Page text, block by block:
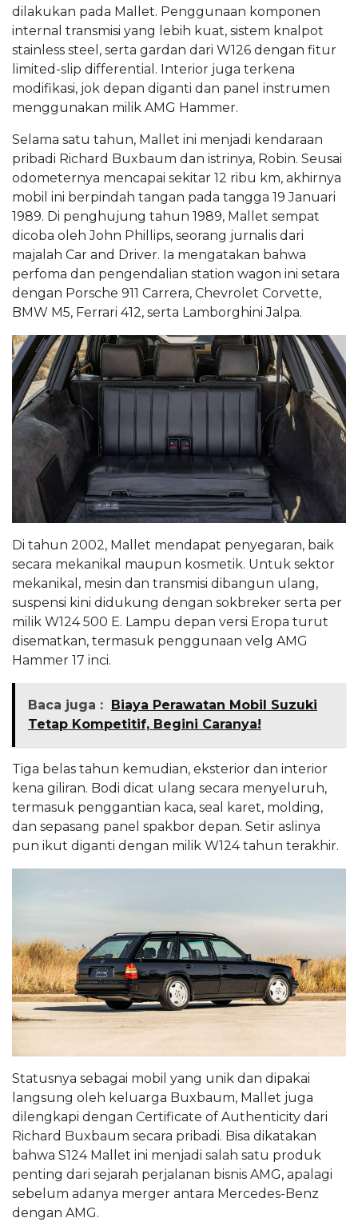
dilakukan pada Mallet. Penggunaan komponen
internal transmisi yang lebih kuat, sistem knalpot
stainless steel, serta gardan dari W126 dengan fitur
limited-slip differential. Interior juga terkena
modifikasi, jok depan diganti dan panel instrumen
menggunakan milik AMG Hammer.
Selama satu tahun, Mallet ini menjadi kendaraan
pribadi Richard Buxbaum dan istrinya, Robin. Seusai
odometernya mencapai sekitar 12 ribu km, akhirnya
mobil ini berpindah tangan pada tangga 19 Januari
1989. Di penghujung tahun 1989, Mallet sempat
dicoba oleh John Phillips, seorang jurnalis dari
majalah Car and Driver. Ia mengatakan bahwa
perfoma dan pengendalian station wagon ini setara
dengan Porsche 911 Carrera, Chevrolet Corvette,
BMW M5, Ferrari 412, serta Lamborghini Jalpa.
Di tahun 2002, Mallet mendapat penyegaran, baik
secara mekanikal maupun kosmetik. Untuk sektor
mekanikal, mesin dan transmisi dibangun ulang,
suspensi kini didukung dengan sokbreker serta per
milik W124 500 E. Lampu depan versi Eropa turut
disematkan, termasuk penggunaan velg AMG
Hammer 17 inci.
Baca juga : Biaya Perawatan Mobil Suzuki
Tetap Kompetitif, Begini Caranya!
Tiga belas tahun kemudian, eksterior dan interior
kena giliran. Bodi dicat ulang secara menyeluruh,
termasuk penggantian kaca, seal karet, molding,
dan sepasang panel spakbor depan. Setir aslinya
pun ikut diganti dengan milik W124 tahun terakhir.
Statusnya sebagai mobil yang unik dan dipakai
langsung oleh keluarga Buxbaum, Mallet juga
dilengkapi dengan Certificate of Authenticity dari
Richard Buxbaum secara pribadi. Bisa dikatakan
bahwa S124 Mallet ini menjadi salah satu produk
penting dari sejarah perjalanan bisnis AMG, apalagi
sebelum adanya merger antara Mercedes-Benz
dengan AMG.